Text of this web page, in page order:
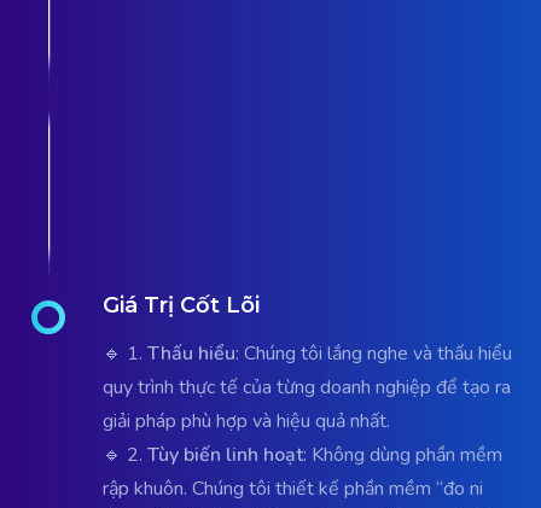
Giá Trị Cốt Lõi
🔹 1.Thấu hiểu: Chúng tôi lắng nghe và thấu hiểu
quy trình thực tế của từng doanh nghiệp để tạo ra
giải pháp phù hợp và hiệu quả nhất.
🔹 2.Tùy biến linh hoạt: Không dùng phần mềm
rập khuôn. Chúng tôi thiết kế phần mềm “đo ni